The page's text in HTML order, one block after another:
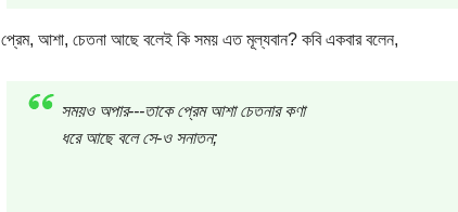
প্রেম, আশা, চেতনা আছে বলেই কি সময় এত মূল্যবান? কবি একবার বলেন,
সময়ও অপার---তাকে প্রেম আশা চেতনার কণা
ধরে আছে বলে সে-ও সনাতন;